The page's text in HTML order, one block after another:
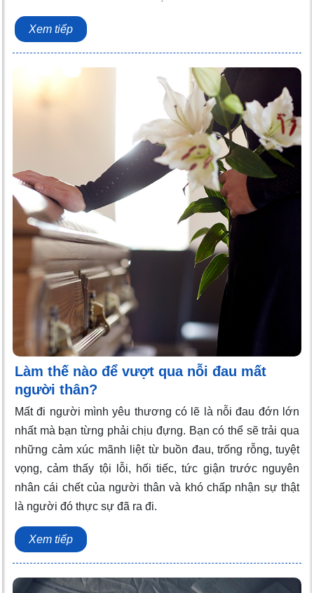
Xem tiếp
Làm thế nào để vượt qua nỗi đau mất
người thân?
Mất đi người mình yêu thương có lẽ là nỗi đau đớn lớn
nhất mà bạn từng phải chịu đựng. Bạn có thể sẽ trải qua
những cảm xúc mãnh liệt từ buồn đau, trống rỗng, tuyệt
vọng, cảm thấy tội lỗi, hối tiếc, tức giận trước nguyên
nhân cái chết của người thân và khó chấp nhận sự thật
là người đó thực sự đã ra đi.
Xem tiếp